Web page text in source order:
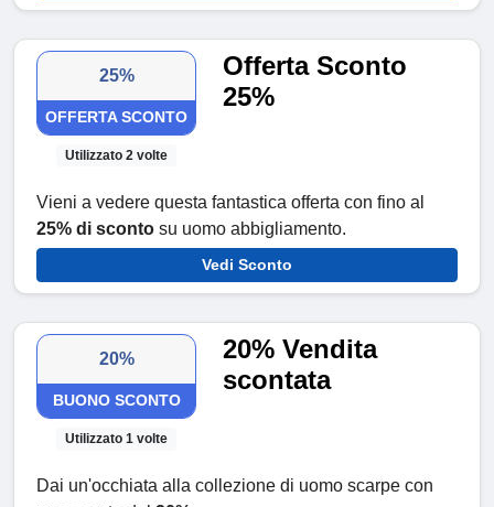
25%
OFFERTA SCONTO
Utilizzato 2 volte
Offerta Sconto
25%
Vieni a vedere questa fantastica offerta con fino al
25% di sconto su uomo abbigliamento.
Vedi Sconto
20%
BUONO SCONTO
Utilizzato 1 volte
20% Vendita
scontata
Dai un'occhiata alla collezione di uomo scarpe con